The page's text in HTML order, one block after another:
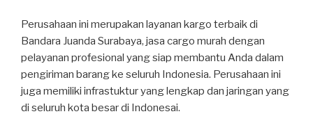
Perusahaan ini merupakan layanan kargo terbaik di
Bandara Juanda Surabaya, jasa cargo murah dengan
pelayanan profesional yang siap membantu Anda dalam
pengiriman barang ke seluruh Indonesia. Perusahaan ini
juga memiliki infrastuktur yang lengkap dan jaringan yang
di seluruh kota besar di Indonesai.